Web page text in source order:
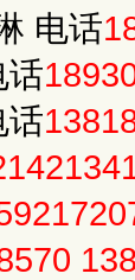
电话
话
话